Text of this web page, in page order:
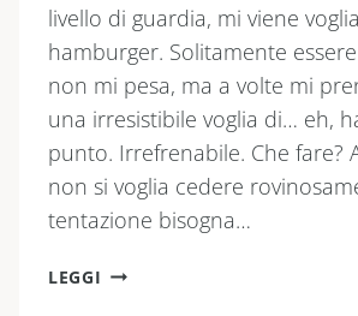
livello di guardia, mi viene
hamburger. Solitamente
non mi pesa, ma a volte mi
una irresistibile voglia di… eh,
punto. Irrefrenabile. Che fare?
non si voglia cedere
tentazione bisogna…
LEGGI HAMBURGER